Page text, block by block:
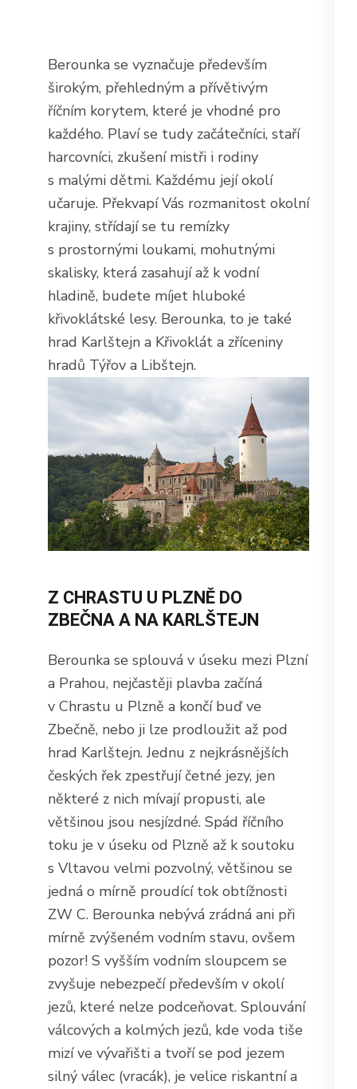
Berounka se vyznačuje především
širokým, přehledným a přívětivým
říčním korytem, které je vhodné pro
každého. Plaví se tudy začátečníci, staří
harcovníci, zkušení mistři i rodiny
s malými dětmi. Každému její okolí
učaruje. Překvapí Vás rozmanitost okolní
krajiny, střídají se tu remízky
s prostornými loukami, mohutnými
skalisky, která zasahují až k vodní
hladině, budete míjet hluboké
křivoklátské lesy. Berounka, to je také
hrad Karlštejn a Křivoklát a zříceniny
hradů Týřov a Libštejn.
Z CHRASTU U PLZNĚ DO
ZBEČNA A NA KARLŠTEJN
Berounka se splouvá v úseku mezi Plzní
a Prahou, nejčastěji plavba začíná
v Chrastu u Plzně a končí buď ve
Zbečně, nebo ji lze prodloužit až pod
hrad Karlštejn. Jednu z nejkrásnějších
českých řek zpestřují četné jezy, jen
některé z nich mívají propusti, ale
většinou jsou nesjízdné. Spád říčního
toku je v úseku od Plzně až k soutoku
s Vltavou velmi pozvolný, většinou se
jedná o mírně proudící tok obtížnosti
ZW C. Berounka nebývá zrádná ani při
mírně zvýšeném vodním stavu, ovšem
pozor! S vyšším vodním sloupcem se
zvyšuje nebezpečí především v okolí
jezů, které nelze podceňovat. Splouvání
válcových a kolmých jezů, kde voda tiše
mizí ve vývařišti a tvoří se pod jezem
silný válec (vracák), je velice riskantní a